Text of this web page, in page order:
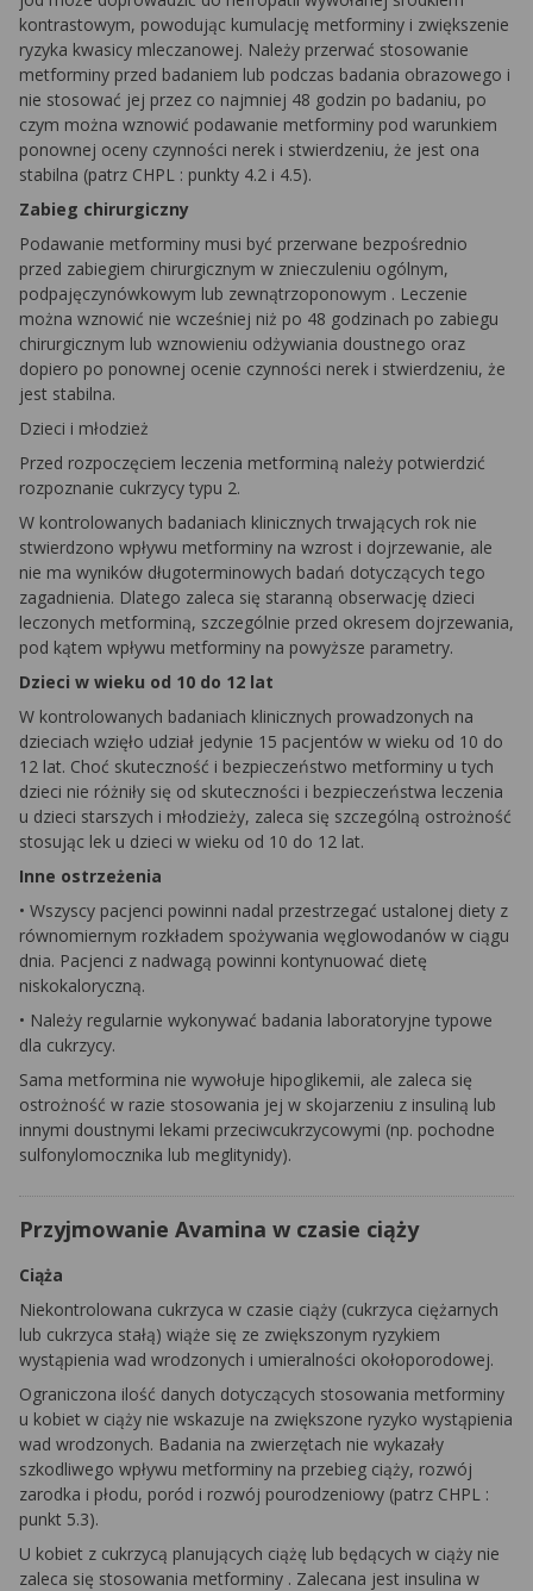
kontrastowym, powodując kumulację metforminy i zwiększenie
ryzyka kwasicy mleczanowej. Należy przerwać stosowanie
metforminy przed badaniem lub podczas badania obrazowego i
nie stosować jej przez co najmniej 48 godzin po badaniu, po
czym można wznowić podawanie metforminy pod warunkiem
ponownej oceny czynności nerek i stwierdzeniu, że jest ona
stabilna (patrz CHPL : punkty 4.2 i 4.5).
Zabieg chirurgiczny
Podawanie metforminy musi być przerwane bezpośrednio
przed zabiegiem chirurgicznym w znieczuleniu ogólnym,
podpajęczynówkowym lub zewnątrzoponowym . Leczenie
można wznowić nie wcześniej niż po 48 godzinach po zabiegu
chirurgicznym lub wznowieniu odżywiania doustnego oraz
dopiero po ponownej ocenie czynności nerek i stwierdzeniu, że
jest stabilna.
Dzieci i młodzież
Przed rozpoczęciem leczenia metforminą należy potwierdzić
rozpoznanie cukrzycy typu 2.
W kontrolowanych badaniach klinicznych trwających rok nie
stwierdzono wpływu metforminy na wzrost i dojrzewanie, ale
nie ma wyników długoterminowych badań dotyczących tego
zagadnienia. Dlatego zaleca się staranną obserwację dzieci
leczonych metforminą, szczególnie przed okresem dojrzewania,
pod kątem wpływu metforminy na powyższe parametry.
Dzieci w wieku od 10 do 12 lat
W kontrolowanych badaniach klinicznych prowadzonych na
dzieciach wzięło udział jedynie 15 pacjentów w wieku od 10 do
12 lat. Choć skuteczność i bezpieczeństwo metforminy u tych
dzieci nie różniły się od skuteczności i bezpieczeństwa leczenia
u dzieci starszych i młodzieży, zaleca się szczególną ostrożność
stosując lek u dzieci w wieku od 10 do 12 lat.
Inne ostrzeżenia
• Wszyscy pacjenci powinni nadal przestrzegać ustalonej diety z
równomiernym rozkładem spożywania węglowodanów w ciągu
dnia. Pacjenci z nadwagą powinni kontynuować dietę
niskokaloryczną.
• Należy regularnie wykonywać badania laboratoryjne typowe
dla cukrzycy.
Sama metformina nie wywołuje hipoglikemii, ale zaleca się
ostrożność w razie stosowania jej w skojarzeniu z insuliną lub
innymi doustnymi lekami przeciwcukrzycowymi (np. pochodne
sulfonylomocznika lub meglitynidy).
Przyjmowanie Avamina w czasie ciąży
Ciąża
Niekontrolowana cukrzyca w czasie ciąży (cukrzyca ciężarnych
lub cukrzyca stałą) wiąże się ze zwiększonym ryzykiem
wystąpienia wad wrodzonych i umieralności okołoporodowej.
Ograniczona ilość danych dotyczących stosowania metforminy
u kobiet w ciąży nie wskazuje na zwiększone ryzyko wystąpienia
wad wrodzonych. Badania na zwierzętach nie wykazały
szkodliwego wpływu metforminy na przebieg ciąży, rozwój
zarodka i płodu, poród i rozwój pourodzeniowy (patrz CHPL :
punkt 5.3).
U kobiet z cukrzycą planujących ciążę lub będących w ciąży nie
zaleca się stosowania metforminy . Zalecana jest insulina w